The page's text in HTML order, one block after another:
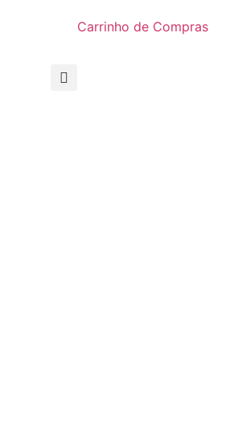
Carrinho de Compras